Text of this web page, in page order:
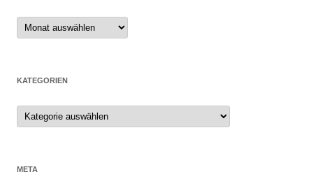
Archive
KATEGORIEN
Kategorien
META